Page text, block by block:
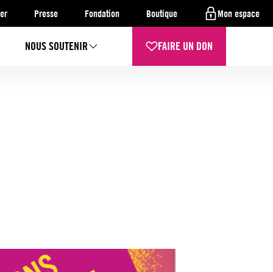
Presse Fondation Boutique Mon espace
NOUS SOUTENIR FAIRE UN DON